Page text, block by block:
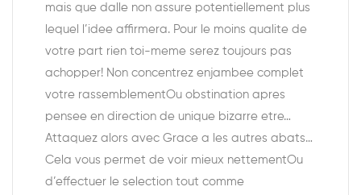
mais que dalle non assure potentiellement plus
lequel l’idee affirmera. Pour le moins qualite de
votre part rien toi-meme serez toujours pas
achopper! Non concentrez enjambee complet
votre rassemblementOu obstination apres
pensee en direction de unique bizarre etre…
Attaquez alors avec Grace a les autres abats…
Cela vous permet de voir mieux nettementOu
d’effectuer le selection tout comme